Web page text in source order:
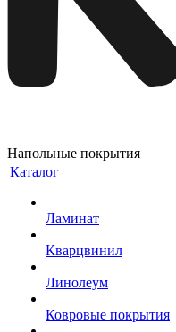
Напольные покрытия
Каталог
Ламинат
Кварцвинил
Линолеум
Ковровые покрытия